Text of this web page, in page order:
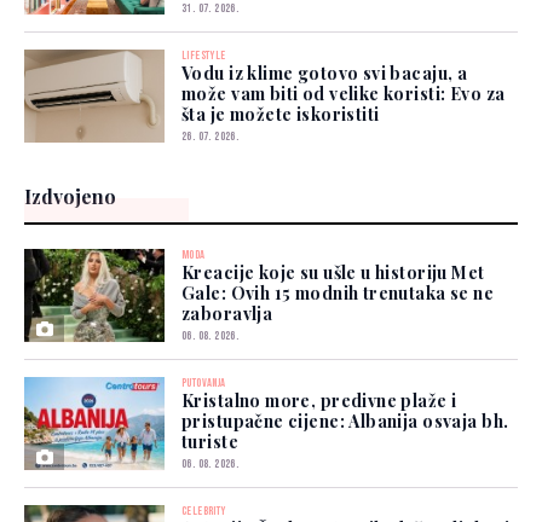
31. 07. 2026.
LIFESTYLE
Vodu iz klime gotovo svi bacaju, a
može vam biti od velike koristi: Evo za
šta je možete iskoristiti
26. 07. 2026.
Izdvojeno
MODA
Kreacije koje su ušle u historiju Met
Gale: Ovih 15 modnih trenutaka se ne
zaboravlja
06. 08. 2026.
PUTOVANJA
Kristalno more, predivne plaže i
pristupačne cijene: Albanija osvaja bh.
turiste
06. 08. 2026.
CELEBRITY